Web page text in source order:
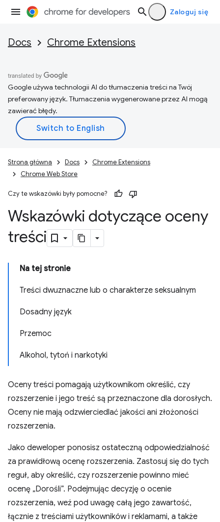
Zaloguj się
Docs Chrome Extensions
Google używa technologii AI do tłumaczenia treści na Twój
preferowany język. Tłumaczenia wygenerowane przez AI mogą
zawierać błędy.
Strona główna Docs
Chrome Extensions
Chrome Web Store
Czy te wskazówki były pomocne?
Wskazówki dotyczące oceny
treści
Na tej stronie
Treści dwuznaczne lub o charakterze seksualnym
Dosadny język
Przemoc
Alkohol, tytoń i narkotyki
Oceny treści pomagają użytkownikom określić, czy
rozszerzenie i jego treść są przeznaczone dla dorosłych.
Oceny nie mają odzwierciedlać jakości ani złożoności
rozszerzenia.
Jako deweloper ponosisz ostateczną odpowiedzialność
za prawidłową ocenę rozszerzenia. Zastosuj się do tych
reguł, aby określić, czy rozszerzenie powinno mieć
ocenę „Dorośli”. Podejmując decyzję o ocenie
rozszerzenia, weź pod uwagę całą jego zawartość,
łącznie z treściami użytkowników i reklamami, a także